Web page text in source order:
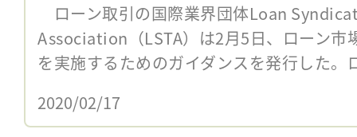
ローン取引の国際業界団体Loan
Association（LSTA）は2月5日、ローン市
を実施するためのガイダンスを発行した
2020/02/17